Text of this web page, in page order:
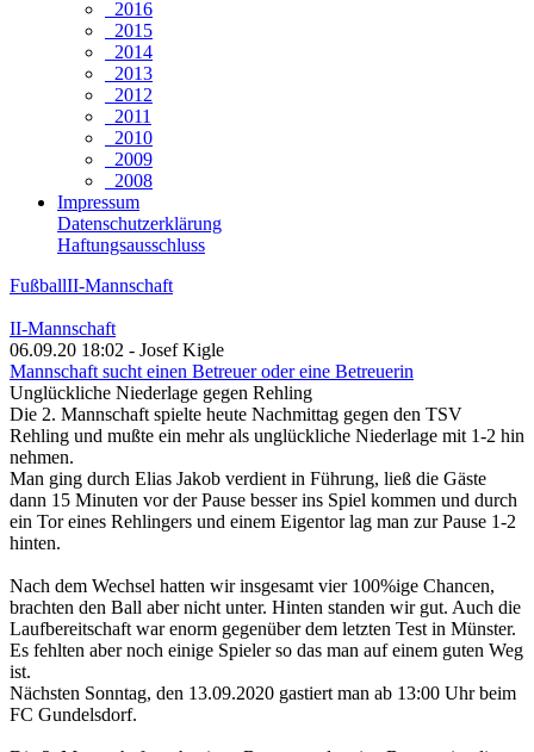
2016
2015
2014
2013
2012
2011
2010
2009
2008
Impressum
Datenschutzerklärung
Haftungsausschluss
FußballII-Mannschaft
II-Mannschaft
06.09.20 18:02 - Josef Kigle
Mannschaft sucht einen Betreuer oder eine Betreuerin
Unglückliche Niederlage gegen Rehling
Die 2. Mannschaft spielte heute Nachmittag gegen den TSV
Rehling und mußte ein mehr als unglückliche Niederlage mit 1-2 hin
nehmen.
Man ging durch Elias Jakob verdient in Führung, ließ die Gäste
dann 15 Minuten vor der Pause besser ins Spiel kommen und durch
ein Tor eines Rehlingers und einem Eigentor lag man zur Pause 1-2
hinten.
Nach dem Wechsel hatten wir insgesamt vier 100%ige Chancen,
brachten den Ball aber nicht unter. Hinten standen wir gut. Auch die
Laufbereitschaft war enorm gegenüber dem letzten Test in Münster.
Es fehlten aber noch einige Spieler so das man auf einem guten Weg
ist.
Nächsten Sonntag, den 13.09.2020 gastiert man ab 13:00 Uhr beim
FC Gundelsdorf.